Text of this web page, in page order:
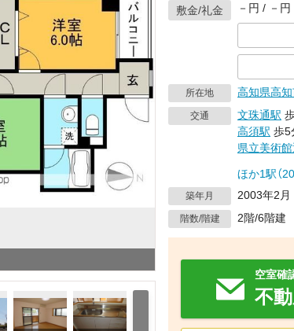
敷金/礼金 －円 / －円
所在地 高知県高
交通 文珠通駅
高須駅 歩5
県立美術
ほか1駅（
築年月 2003年2月
階数/階建 2階/6階建
空室確
不